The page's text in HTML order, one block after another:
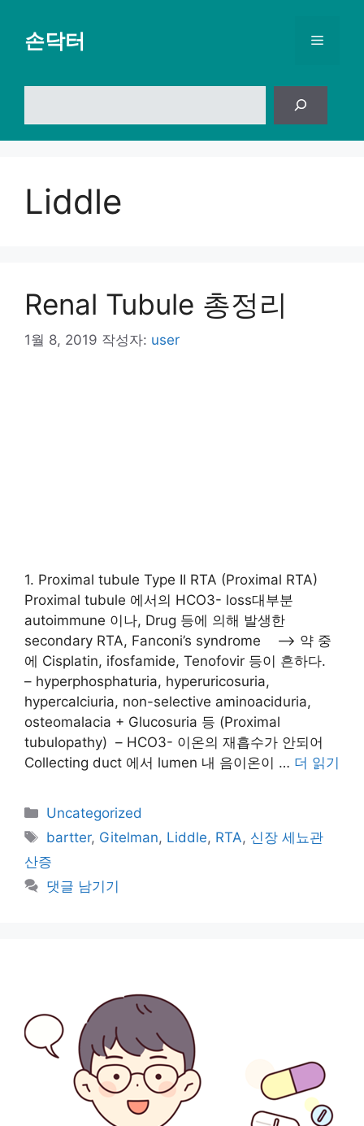
손닥터 메
뉴
Liddle
Renal Tubule 총정리
1월 8, 2019 작성자: user
1. Proximal tubule Type II RTA (Proximal RTA)
Proximal tubule 에서의 HCO3- loss대부분
autoimmune 이나, Drug 등에 의해 발생한
secondary RTA, Fanconi’s syndrome –> 약 중
에 Cisplatin, ifosfamide, Tenofovir 등이 흔하다.
– hyperphosphaturia, hyperuricosuria,
hypercalciuria, non-selective aminoaciduria,
osteomalacia + Glucosuria 등 (Proximal
tubulopathy) – HCO3- 이온의 재흡수가 안되어
Collecting duct 에서 lumen 내 음이온이 … 더 읽기
카
테
리
Uncategorized
태
그
bartter, Gitelman, Liddle, RTA, 신장 세뇨관
산증
댓글 남기기